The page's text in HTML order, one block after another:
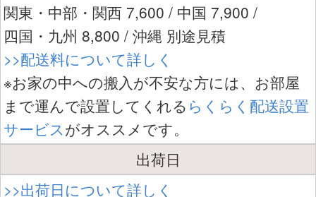
関東・中部・関西 7,600 / 中国 7,900 /
四国・九州 8,800 / 沖縄 別途見積
>>配送料について詳しく
※お家の中への搬入が不安な方には、お部屋
まで運んで設置してくれる らくらく配送設置
サービスがオススメです。
出荷日
>>出荷日について詳しく